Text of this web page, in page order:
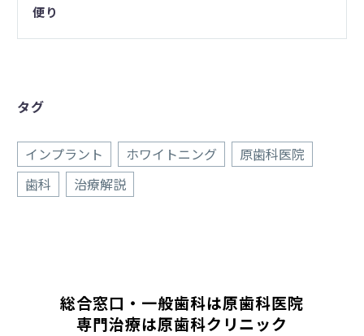
便り
タグ
インプラント ホワイトニング
原歯科医院
歯科
治療解説
総合窓口・一般歯科は原歯科医院
専門治療は原歯科クリニック